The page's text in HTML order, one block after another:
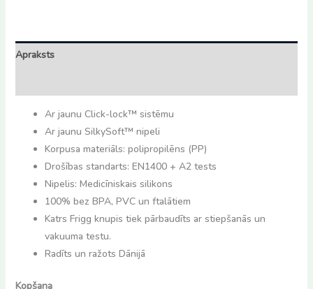
Apraksts
Ar jaunu Click-lock™ sistēmu
Ar jaunu SilkySoft™ nipeli
Korpusa materiāls: polipropilēns (PP)
Drošības standarts: EN1400 + A2 tests
Nipelis: Medicīniskais silikons
100% bez BPA, PVC un ftalātiem
Katrs Frigg knupis tiek pārbaudīts ar stiepšanās un
vakuuma testu.
Radīts un ražots Dānijā
Kopšana